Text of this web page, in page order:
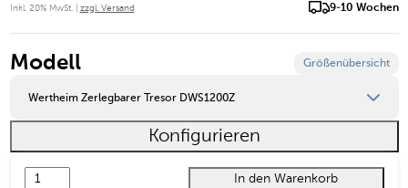
Inkl. 20% MwSt. | zzgl. Versand 9-10 Wochen
Modell Größenübersicht
Wertheim Zerlegbarer Tresor DWS1200Z
Wertheim Zerlegbarer Tresor DWS1000Z
Wertheim Zerlegbarer Tresor DWS1200Z
Konfigurieren
In den Warenkorb